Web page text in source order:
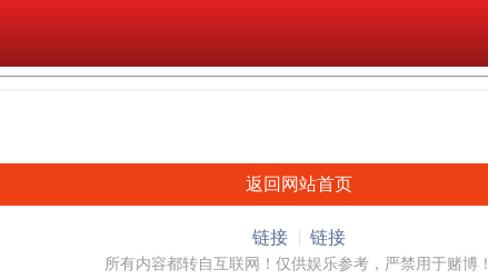
返回网站首页
链接 链接
所有内容都转自互联网！仅供娱乐参考，严禁用于赌博！